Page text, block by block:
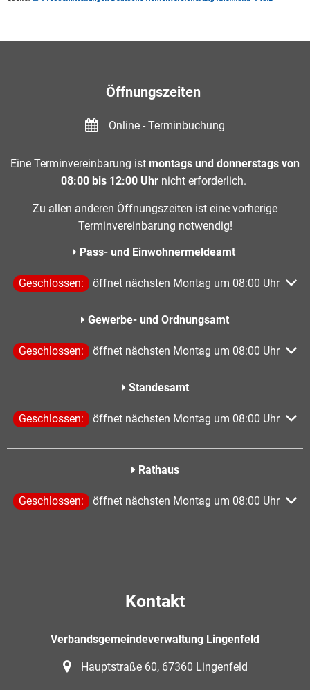
Öffnungszeiten
Online - Terminbuchung
Eine Terminvereinbarung ist montags und donnerstags von
08:00 bis 12:00 Uhr nicht erforderlich.
Zu allen anderen Öffnungszeiten ist eine vorherige
Terminvereinbarung notwendig!
Pass- und Einwohnermeldeamt
Klicken, um weitere Öffnungs- oder Schließzeiten
Geschlossen: öffnet nächsten Montag um 08:00 Uhr
Gewerbe- und Ordnungsamt
Klicken, um weitere Öffnungs- oder Schließzeiten
Geschlossen: öffnet nächsten Montag um 08:00 Uhr
Standesamt
Klicken, um weitere Öffnungs- oder Schließzeiten
Geschlossen: öffnet nächsten Montag um 08:00 Uhr
Rathaus
Klicken, um weitere Öffnungs- oder Schließzeiten
Geschlossen: öffnet nächsten Montag um 08:00 Uhr
Kontakt
Verbandsgemeindeverwaltung Lingenfeld
Hauptstraße 60, 67360 Lingenfeld